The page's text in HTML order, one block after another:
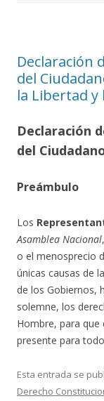
Declaración
del
la Libertad y
Declaración
del
Preámbulo
Los
Asamblea Nacional
o el menosprecio
únicas causas de
de los Gobiernos,
solemne, los
Hombre, para
presente para
Esta entrada se
Derecho